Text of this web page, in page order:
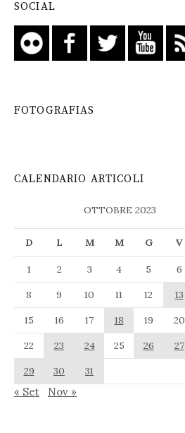
SOCIAL
FOTOGRAFIAS
CALENDARIO ARTICOLI
OTTOBRE 2023
D L M M G V
1 2 3 4 5 6
8
9 10 11 12 13
15
16 17 18 19 20
22
23 24 25 26 27
29
30 31
« Set Nov »